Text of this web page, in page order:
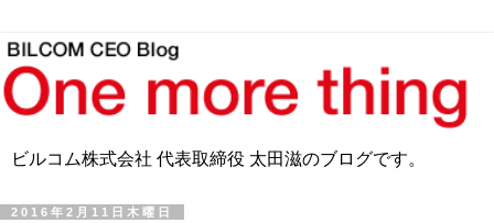
ビルコム株式会社 代表取締役 太田滋のブログです。
2016年2月11日木曜日